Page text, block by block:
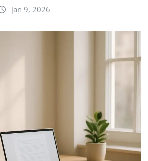
jan 9, 2026